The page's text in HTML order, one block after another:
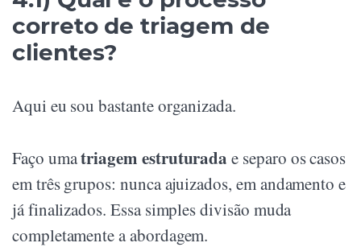
correto de triagem de
clientes?
Aqui eu sou bastante organizada.
Faço umatriagem estruturada e separo os casos
em três grupos: nunca ajuizados, em andamento e
já finalizados. Essa simples divisão muda
completamente a abordagem.